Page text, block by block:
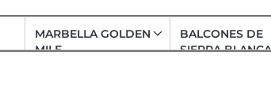
MARBELLA GOLDEN
MILE
BALCONES DE
SIERRA BLANCA